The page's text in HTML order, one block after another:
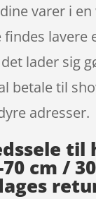
varer i
lavere
lader sig
betale til
adresser.
til
cm /